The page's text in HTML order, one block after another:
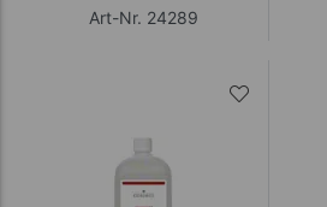
Art-Nr. 24289